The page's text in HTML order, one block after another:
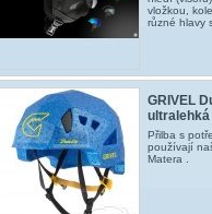
vložkou,
různé hlavy
GRIVEL
ultralehká
Přilba s
používají
Matera .